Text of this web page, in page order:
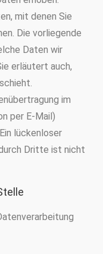
mit denen Sie
Die vorliegende
Daten wir
erläutert auch,
im
per E-Mail)
lückenloser
Dritte ist nicht